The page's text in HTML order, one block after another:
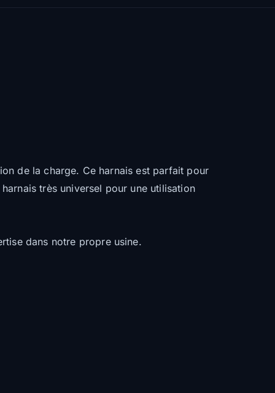
de la charge. Ce harnais est parfait pour
très universel pour une utilisation
dans notre propre usine.